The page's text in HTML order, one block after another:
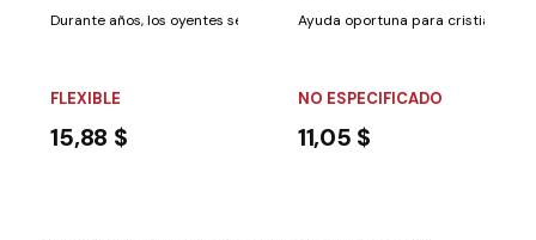
Durante años, los oyentes se han entusiasmado con las extraordinarias
FLEXIBLE
15,88 $
Ayuda oportuna para cristianos
NO ESPECIFICADO
11,05 $